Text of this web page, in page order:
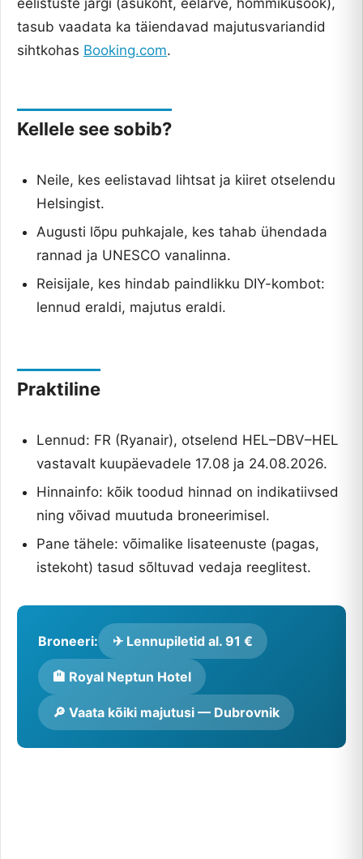
tasub vaadata ka täiendavad majutusvariandid
sihtkohas Booking.com.
Kellele see sobib?
Neile, kes eelistavad lihtsat ja kiiret otselendu
Helsingist.
Augusti lõpu puhkajale, kes tahab ühendada
rannad ja UNESCO vanalinna.
Reisijale, kes hindab paindlikku DIY-kombot:
lennud eraldi, majutus eraldi.
Praktiline
Lennud: FR (Ryanair), otselend HEL–DBV–HEL
vastavalt kuupäevadele 17.08 ja 24.08.2026.
Hinnainfo: kõik toodud hinnad on indikatiivsed
ning võivad muutuda broneerimisel.
Pane tähele: võimalike lisateenuste (pagas,
istekoht) tasud sõltuvad vedaja reeglitest.
Broneeri: ✈ Lennupiletid al. 91 €
🏨 Royal Neptun Hotel
🔎 Vaata kõiki majutusi — Dubrovnik